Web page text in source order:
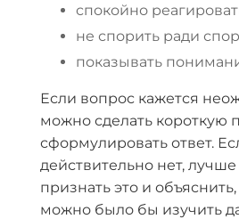
спокойно
не спорить ради
показывать
Если вопрос кажется
можно сделать короткую
сформулировать ответ.
действительно нет,
признать это и
можно было бы изучить